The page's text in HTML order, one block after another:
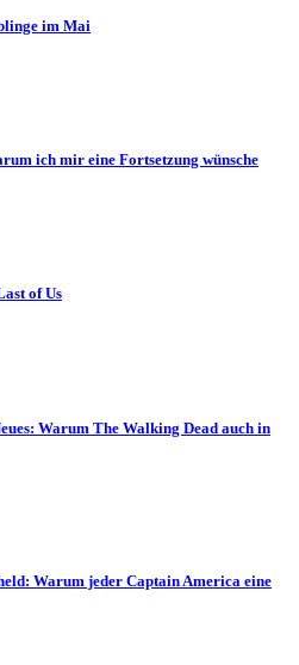
im Mai
ich mir eine Fortsetzung wünsche
of Us
Warum The Walking Dead auch in
Warum jeder Captain America eine